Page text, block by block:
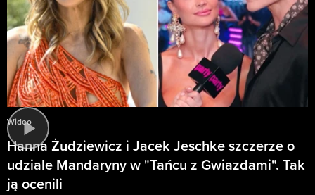
Wideo
Hanna Żudziewicz i Jacek Jeschke szczerze o
udziale Mandaryny w "Tańcu z Gwiazdami". Tak
ją ocenili